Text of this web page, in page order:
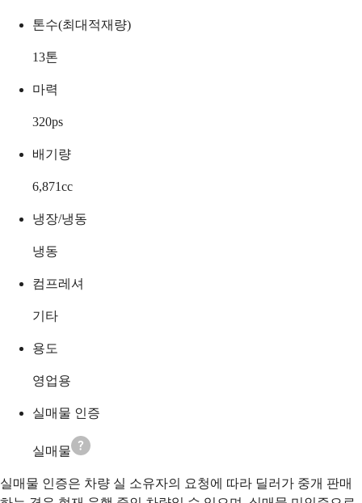
톤수(최대적재량)
13톤
마력
320ps
배기량
6,871cc
냉장/냉동
냉동
컴프레셔
기타
용도
영업용
실매물 인증
실매물
실매물 인증은 차량 실 소유자의 요청에 따라 딜러가 중개 판매